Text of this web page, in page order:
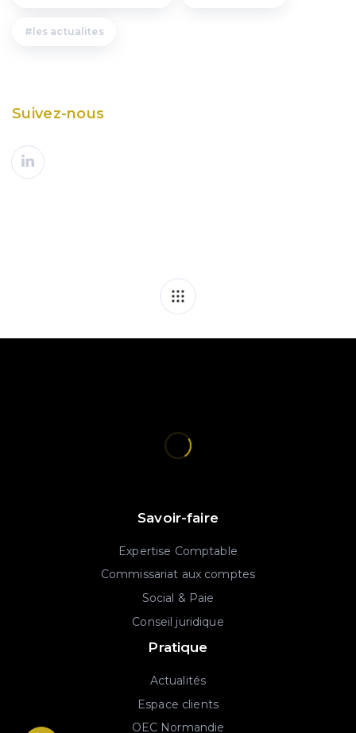
les actualites
Suivez-nous
Savoir-faire
Expertise Comptable
Commissariat aux comptes
Social & Paie
Conseil juridique
Pratique
Actualités
Espace clients
OEC Normandie